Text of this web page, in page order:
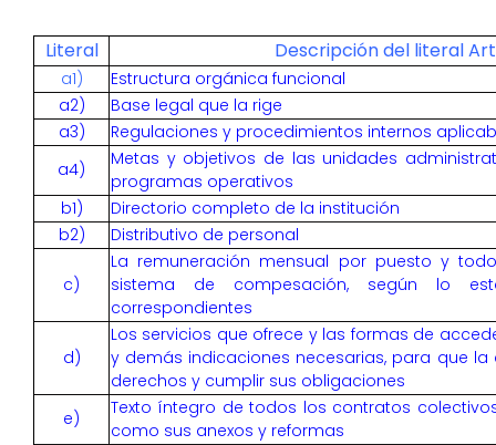
Literal Descripción del literal
a1)
Estructura orgánica funcional
a2)
Base legal que la rige
a3)
Regulaciones y procedimientos internos
a4)
Metas y objetivos de las unidades
programas operativos
b1)
Directorio completo de la institución
b2)
Distributivo de personal
c)
La remuneración mensual por puesto y
sistema de compesación, según lo
correspondientes
d)
Los servicios que ofrece y las formas de
y demás indicaciones necesarias, para que
derechos y cumplir sus obligaciones
e)
Texto íntegro de todos los contratos
como sus anexos y reformas